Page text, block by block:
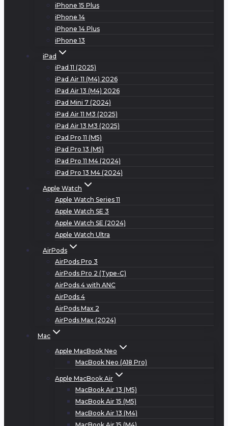
iPhone 15 Plus
iPhone 14
iPhone 14 Plus
iPhone 13
iPad
iPad 11 (2025)
iPad Air 11 (M4) 2026
iPad Air 13 (M4) 2026
iPad Mini 7 (2024)
iPad Air 11 M3 (2025)
iPad Air 13 M3 (2025)
iPad Pro 11 (M5)
iPad Pro 13 (M5)
iPad Pro 11 M4 (2024)
iPad Pro 13 M4 (2024)
Apple Watch
Apple Watch Series 11
Apple Watch SE 3
Apple Watch SE (2024)
Apple Watch Ultra
AirPods
AirPods Pro 3
AirPods Pro 2 (Type-C)
AirPods 4 with ANC
AirPods 4
AirPods Max 2
AirPods Max (2024)
Mac
Apple MacBook Neo
MacBook Neo (A18 Pro)
Apple MacBook Air
MacBook Air 13 (M5)
MacBook Air 15 (M5)
MacBook Air 13 (M4)